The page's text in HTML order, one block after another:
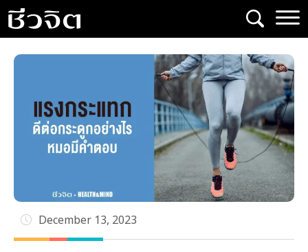
Skip
to
content
December 13, 2023